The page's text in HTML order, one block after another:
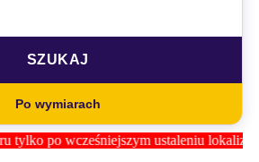
Po wymiarach
ustaleniu lokalizacji z Biurem